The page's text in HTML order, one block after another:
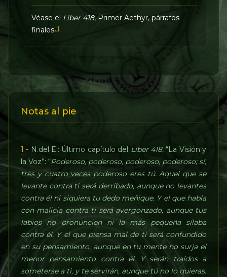
Véase el Liber 418, Primer Aethyr, párrafos
finales[1].
Notas al pie
1 - N.del E.: Último capítulo del Liber 418, “La Visión y
la Voz”: “Poderoso, poderoso, poderoso, poderoso; sí,
tres y cuatro veces poderoso eres tú. Aquel que se
levante contra ti será derribado, aunque no levantes
contra él ni siquiera tu dedo meñique. Y el que habla
con malicia contra ti será avergonzado, aunque tus
labios no pronuncien ni la más pequeña sílaba
contra él. Y el que piensa mal de ti será confundido
en su pensamiento, aunque en tu mente no surja el
menor pensamiento contra él. Y serán traídos a
someterse a ti, y te servirán, aunque tú no lo quieras.